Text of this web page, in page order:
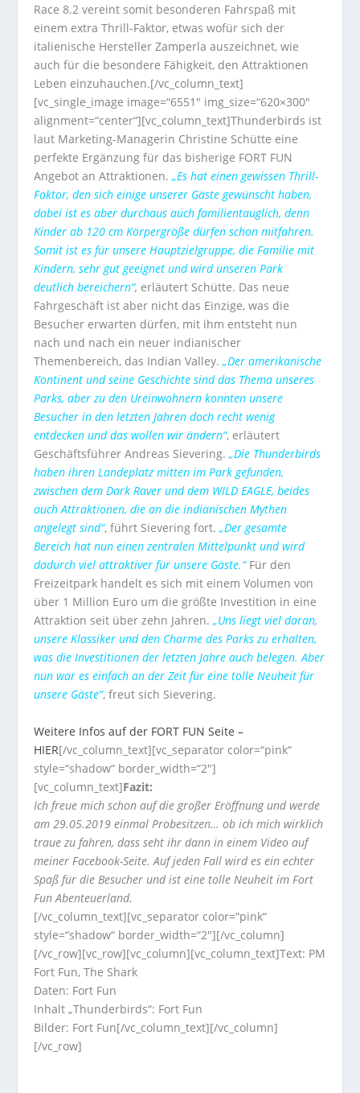
Race 8.2 vereint somit besonderen Fahrspaß mit
einem extra Thrill-Faktor, etwas wofür sich der
italienische Hersteller Zamperla auszeichnet, wie
auch für die besondere Fähigkeit, den Attraktionen
Leben einzuhauchen.[/vc_column_text]
[vc_single_image image=“6551″ img_size=“620×300″
alignment=“center“][vc_column_text]Thunderbirds ist
laut Marketing-Managerin Christine Schütte eine
perfekte Ergänzung für das bisherige FORT FUN
Angebot an Attraktionen. „Es hat einen gewissen Thrill-
Faktor, den sich einige unserer Gäste gewünscht haben,
dabei ist es aber durchaus auch familientauglich, denn
Kinder ab 120 cm Körpergröße dürfen schon mitfahren.
Somit ist es für unsere Hauptzielgruppe, die Familie mit
Kindern, sehr gut geeignet und wird unseren Park
deutlich bereichern“, erläutert Schütte. Das neue
Fahrgeschäft ist aber nicht das Einzige, was die
Besucher erwarten dürfen, mit ihm entsteht nun
nach und nach ein neuer indianischer
Themenbereich, das Indian Valley. „Der amerikanische
Kontinent und seine Geschichte sind das Thema unseres
Parks, aber zu den Ureinwohnern konnten unsere
Besucher in den letzten Jahren doch recht wenig
entdecken und das wollen wir ändern“, erläutert
Geschäftsführer Andreas Sievering.„Die Thunderbirds
haben ihren Landeplatz mitten im Park gefunden,
zwischen dem Dark Raver und dem WILD EAGLE, beides
auch Attraktionen, die an die indianischen Mythen
angelegt sind“, führt Sievering fort. „Der gesamte
Bereich hat nun einen zentralen Mittelpunkt und wird
dadurch viel attraktiver für unsere Gäste.“Für den
Freizeitpark handelt es sich mit einem Volumen von
über 1 Million Euro um die größte Investition in eine
Attraktion seit über zehn Jahren.„Uns liegt viel daran,
unsere Klassiker und den Charme des Parks zu erhalten,
was die Investitionen der letzten Jahre auch belegen. Aber
nun war es einfach an der Zeit für eine tolle Neuheit für
unsere Gäste“, freut sich Sievering.
Weitere Infos auf der FORT FUN Seite –
HIER[/vc_column_text][vc_separator color=“pink“
style=“shadow“ border_width=“2″]
[vc_column_text]Fazit:
Ich freue mich schon auf die großer Eröffnung und werde
am 29.05.2019 einmal Probesitzen… ob ich mich wirklich
traue zu fahren, dass seht ihr dann in einem Video auf
meiner Facebook-Seite. Auf jeden Fall wird es ein echter
Spaß für die Besucher und ist eine tolle Neuheit im Fort
Fun Abenteuerland.
[/vc_column_text][vc_separator color=“pink“
style=“shadow“ border_width=“2″][/vc_column]
[/vc_row][vc_row][vc_column][vc_column_text]Text: PM
Fort Fun, The Shark
Daten: Fort Fun
Inhalt „Thunderbirds“: Fort Fun
Bilder: Fort Fun[/vc_column_text][/vc_column]
[/vc_row]